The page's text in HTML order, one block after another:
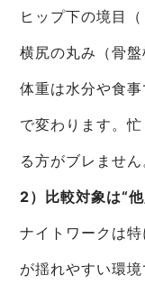
ヒップ下の境目
横尻の丸み（骨盤
体重は水分や食
で変わります。
る方がブレません
2）比較対象は“
ナイトワークは
が揺れやすい環